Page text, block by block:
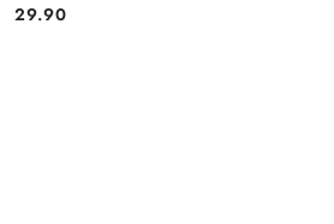
Cena:
29.90